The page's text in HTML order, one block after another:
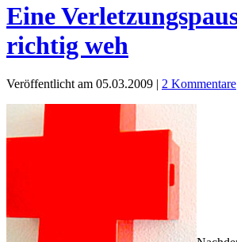
Eine
richtig weh
Veröffentlicht am 05.03.2009 | 2 Kommentare